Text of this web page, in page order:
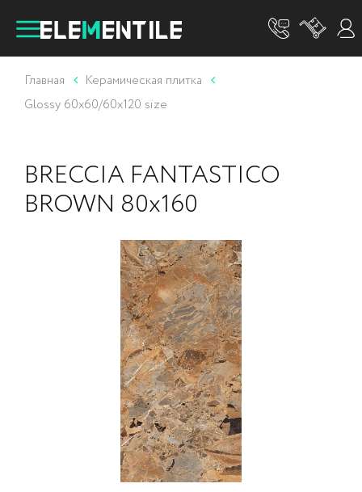
Главная
Керамическая плитка
Glossy 60x60/60x120 size
BRECCIA FANTASTICO
BROWN 80x160